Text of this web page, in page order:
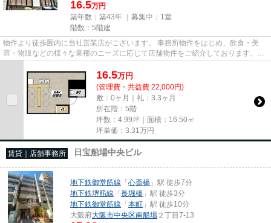
16.5万円
築年数：築43年 ｜募集中： 1室
階数：5階建
物件より徒歩圏内に当社営業店がございます。 事務所物件をはじめ、飲食・美
容・物販などの様々な業種のニーズに応じて店舗物件をご紹介しております。
尚、弊社ではおとり広告は一切...
16.5万円
(管理費・共益費 22,000円)
敷：0ヶ月｜礼：3.3ヶ月
所在階：5階
坪数：4.99坪｜面積：16.50㎡
坪単価： 3.31 万円
賃貸｜店舗事務所 日宝船場中央ビル
地下鉄御堂筋線 「心斎橋 」駅 徒歩7分
地下鉄堺筋線 「長堀橋 」駅 徒歩3分
地下鉄御堂筋線 「本町 」駅 徒歩10分
大阪府大阪市中央区南船場 ２丁目7-13